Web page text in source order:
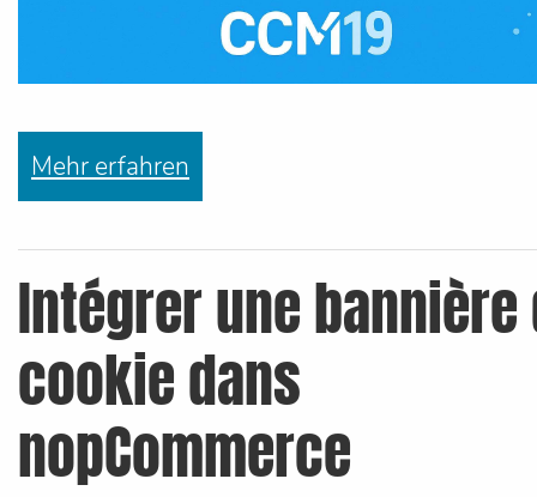
Mehr erfahren
Intégrer une bannière
cookie dans
nopCommerce